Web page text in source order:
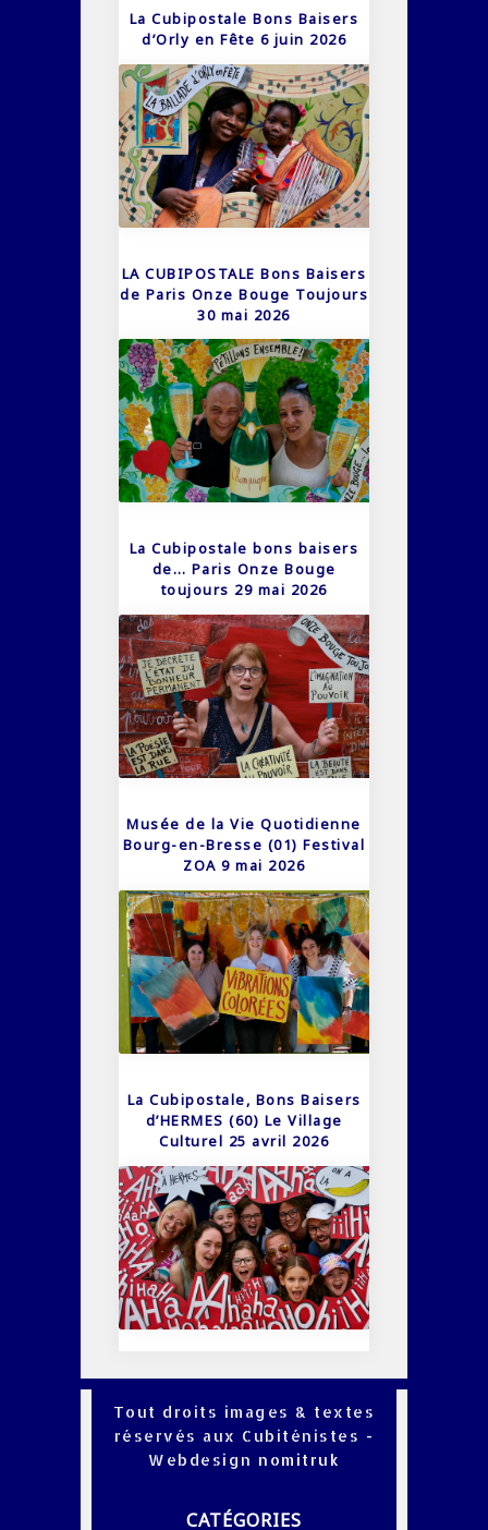
La Cubipostale Bons Baisers
d’Orly en Fête 6 juin 2026
LA CUBIPOSTALE Bons Baisers
de Paris Onze Bouge Toujours
30 mai 2026
La Cubipostale bons baisers
de… Paris Onze Bouge
toujours 29 mai 2026
Musée de la Vie Quotidienne
Bourg-en-Bresse (01) Festival
ZOA 9 mai 2026
La Cubipostale, Bons Baisers
d’HERMES (60) Le Village
Culturel 25 avril 2026
Tout droits images & textes
réservés aux Cubiténistes -
Webdesign nomitruk
CATÉGORIES